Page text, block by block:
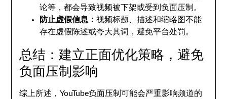
论等，都会导致视频被下架或受到负面压制。
防止虚假信息：视频标题、描述和缩略图不能
存在虚假陈述或夸大其词，避免平台处罚。
总结：建立正面优化策略，避免
负面压制影响
综上所述，YouTube负面压制可能会严重影响频道的